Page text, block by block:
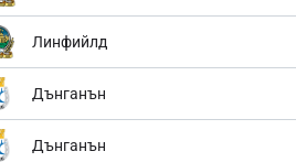
Линфийлд
Дънганън
Дънганън